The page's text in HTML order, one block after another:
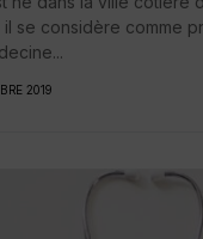
se considère comme
2019